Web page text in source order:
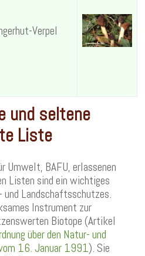
Verpel
und seltene
Liste
Umwelt, BAFU, erlassenen
Listen sind ein wichtiges
Landschaftsschutzes.
Instrument zur
Biotope (Artikel
über den Natur- und
16. Januar 1991). Sie